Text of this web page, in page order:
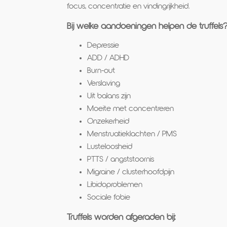
focus, concentratie en vindingrijkheid.
Bij welke aandoeningen helpen de truffels?
Depressie
ADD / ADHD
Burn-out
Verslaving
Uit balans zijn
Moeite met concentreren
Onzekerheid
Menstruatieklachten / PMS
Lusteloosheid
PTTS / angststoornis
Migraine / clusterhoofdpijn
Libidoproblemen
Sociale fobie
Truffels worden afgeraden bij: